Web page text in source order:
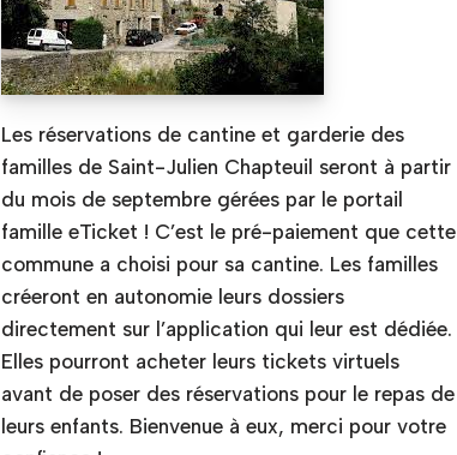
Les réservations de cantine et garderie des
familles de Saint-Julien Chapteuil seront à partir
du mois de septembre gérées par le portail
famille eTicket ! C’est le pré-paiement que cette
commune a choisi pour sa cantine. Les familles
créeront en autonomie leurs dossiers
directement sur l’application qui leur est dédiée.
Elles pourront acheter leurs tickets virtuels
avant de poser des réservations pour le repas de
leurs enfants. Bienvenue à eux, merci pour votre